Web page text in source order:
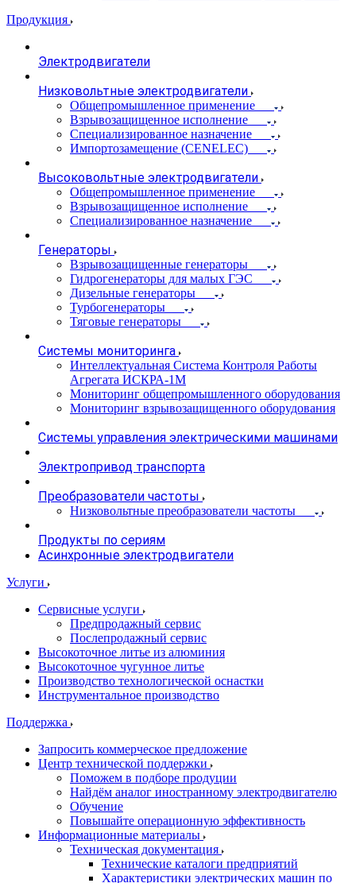
Продукция
Электродвигатели
Низковольтные электродвигатели
Общепромышленное применение
Взрывозащищенное исполнение
Специализированное назначение
Импортозамещение (CENELEC)
Высоковольтные электродвигатели
Общепромышленное применение
Взрывозащищенное исполнение
Специализированное назначение
Генераторы
Взрывозащищенные генераторы
Гидрогенераторы для малых ГЭС
Дизельные генераторы
Турбогенераторы
Тяговые генераторы
Системы мониторинга
Интеллектуальная Система Контроля Работы
Агрегата ИСКРА-1М
Мониторинг общепромышленного оборудования
Мониторинг взрывозащищенного оборудования
Системы управления электрическими машинами
Электропривод транспорта
Преобразователи частоты
Низковольтные преобразователи частоты
Продукты по сериям
Асинхронные электродвигатели
Услуги
Сервисные услуги
Предпродажный сервис
Послепродажный сервис
Высокоточное литье из алюминия
Высокоточное чугунное литье
Производство технологической оснастки
Инструментальное производство
Поддержка
Запросить коммерческое предложение
Центр технической поддержки
Поможем в подборе продуции
Найдём аналог иностранному электродвигателю
Обучение
Повышайте операционную эффективность
Информационные материалы
Техническая документация
Технические каталоги предприятий
Характеристики электрических машин по